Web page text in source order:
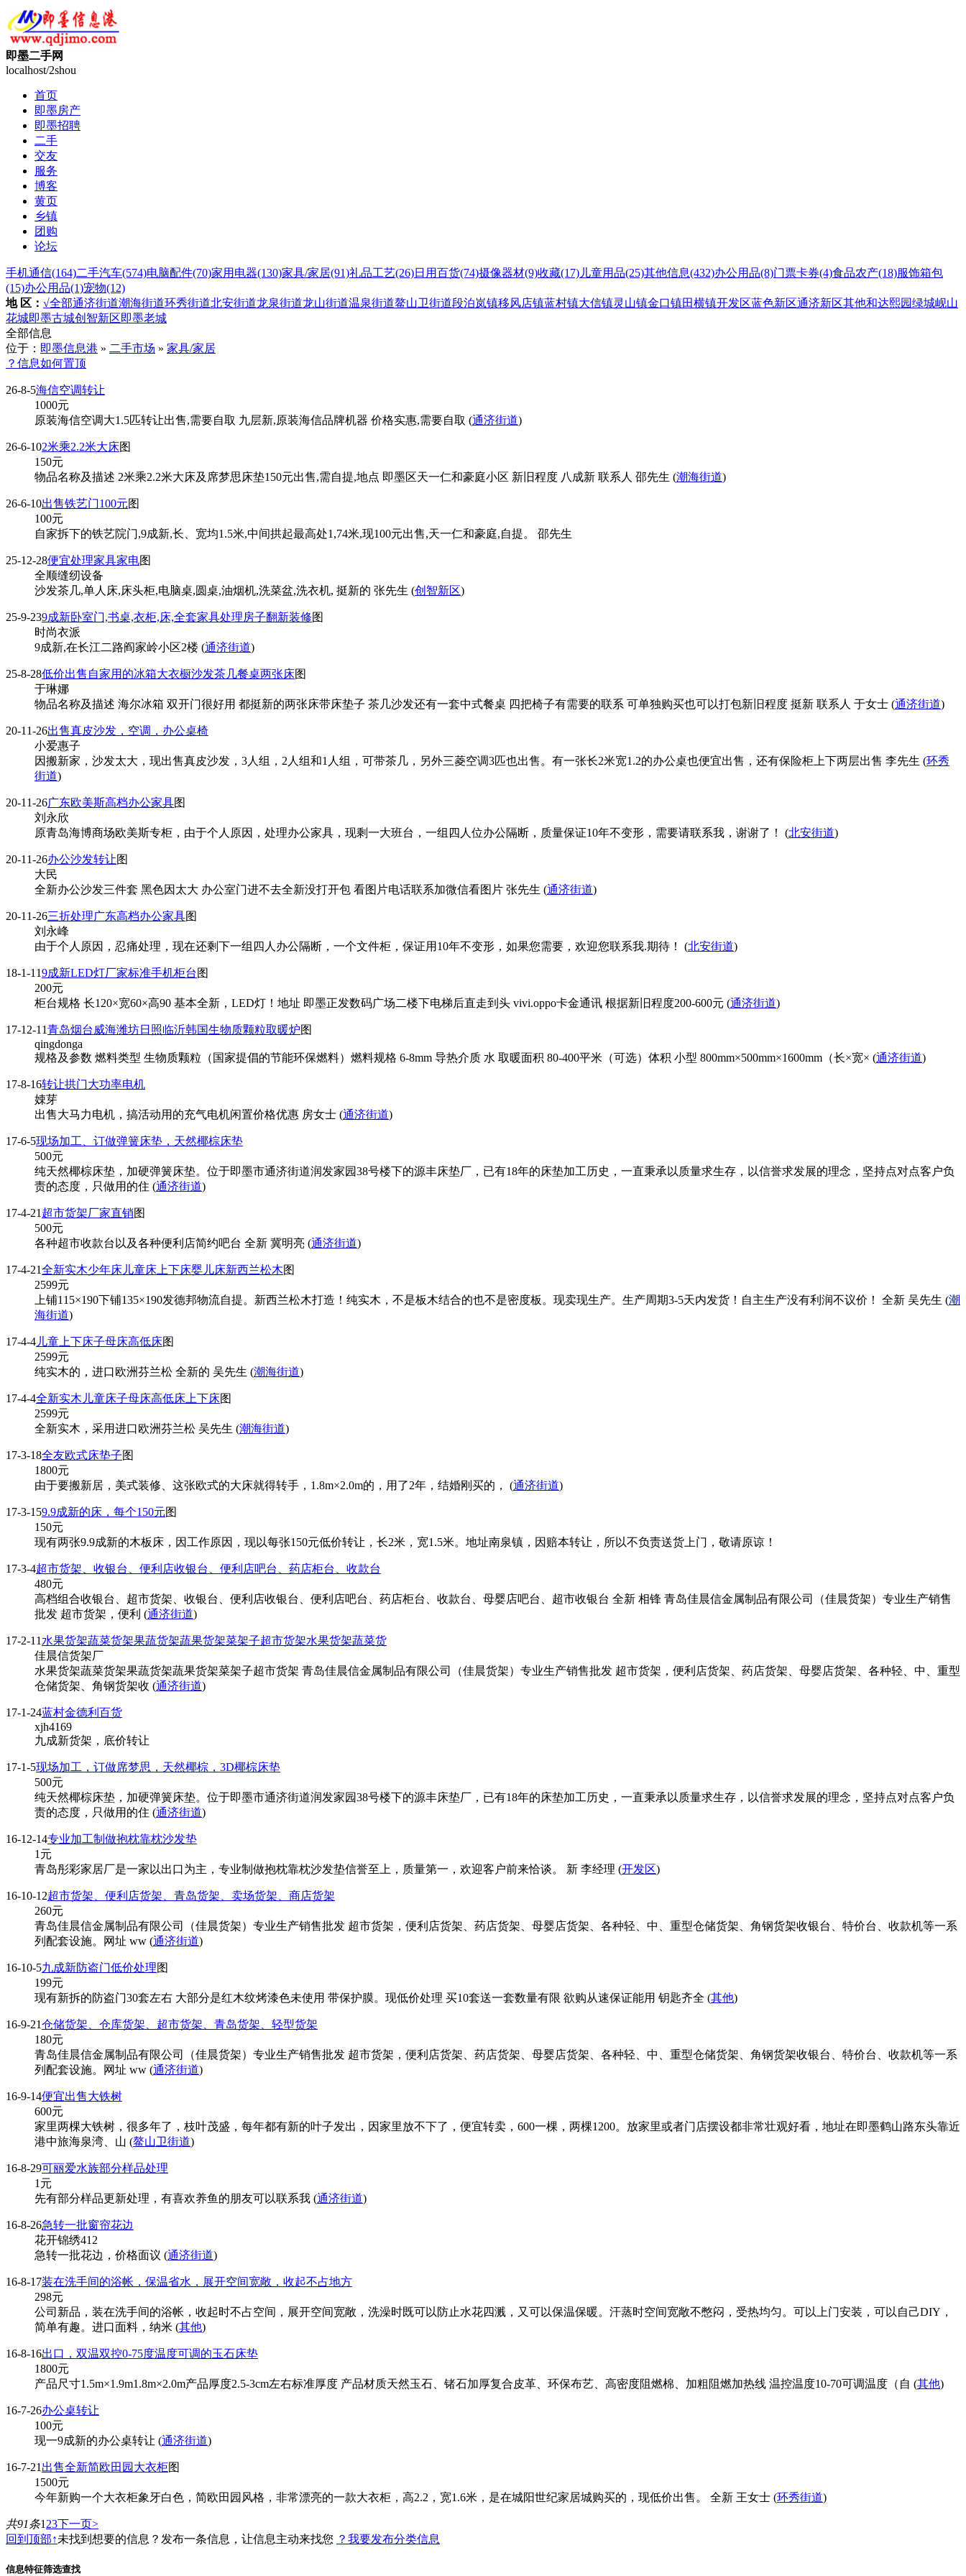
即墨二手网
localhost/2shou
首页
即墨房产
即墨招聘
二手
交友
服务
博客
黄页
乡镇
团购
论坛
手机通信(164)二手汽车(574)电脑配件(70)家用电器(130)家具/家居(91)礼品工艺(26)日用百货(74)摄像器材(9)收藏(17) 儿童用品(25)其他信息(432)办公用品(8)门票卡券(4)食品农产(18)服饰箱包
(15)办公用品(1)宠物(12)
地 区： √全部通济街道潮海街道环秀街道北安街道龙泉街道龙山街道温泉街道鳌山卫街道段泊岚镇移风店镇蓝村镇大信镇灵山镇金口镇田横镇开发区蓝色新区通济新区其他和达熙园绿城岘山
花城即墨古城创智新区即墨老城
全部信息
位于： 即墨信息港 » 二手市场 » 家具/家居
？信息如何置顶
26-8-5海信空调转让
1000元
原装海信空调大1.5匹转让出售,需要自取 九层新,原装海信品牌机器 价格实惠,需要自取 (通济街道)
26-6-102米乘2.2米大床图
150元
物品名称及描述 2米乘2.2米大床及席梦思床垫150元出售,需自提,地点 即墨区天一仁和豪庭小区 新旧程度 八成新 联系人 邵先生 (潮海街道)
26-6-10出售铁艺门100元图
100元
自家拆下的铁艺院门,9成新,长、宽均1.5米,中间拱起最高处1,74米,现100元出售,天一仁和豪庭,自提。 邵先生
25-12-28便宜处理家具家电图
全顺缝纫设备
沙发茶几,单人床,床头柜,电脑桌,圆桌,油烟机,洗菜盆,洗衣机, 挺新的 张先生 (创智新区)
25-9-239成新卧室门,书桌,衣柜,床,全套家具处理房子翻新装修图
时尚衣派
9成新,在长江二路阎家岭小区2楼 (通济街道)
25-8-28低价出售自家用的冰箱大衣橱沙发茶几餐桌两张床图
于琳娜
物品名称及描述 海尔冰箱 双开门很好用 都挺新的两张床带床垫子 茶几沙发还有一套中式餐桌 四把椅子有需要的联系 可单独购买也可以打包新旧程度 挺新 联系人 于女士 (通济街道)
20-11-26出售真皮沙发，空调，办公桌椅
小爱惠子
因搬新家，沙发太大，现出售真皮沙发，3人组，2人组和1人组，可带茶几，另外三菱空调3匹也出售。有一张长2米宽1.2的办公桌也便宜出售，还有保险柜上下两层出售 李先生 (环秀
街道)
20-11-26广东欧美斯高档办公家具图
刘永欣
原青岛海博商场欧美斯专柜，由于个人原因，处理办公家具，现剩一大班台，一组四人位办公隔断，质量保证10年不变形，需要请联系我，谢谢了！ (北安街道)
20-11-26办公沙发转让图
大民
全新办公沙发三件套 黑色因太大 办公室门进不去全新没打开包 看图片电话联系加微信看图片 张先生 (通济街道)
20-11-26三折处理广东高档办公家具图
刘永峰
由于个人原因，忍痛处理，现在还剩下一组四人办公隔断，一个文件柜，保证用10年不变形，如果您需要，欢迎您联系我.期待！ (北安街道)
18-1-119成新LED灯厂家标准手机柜台 图
200元
柜台规格 长120×宽60×高90 基本全新，LED灯！地址 即墨正发数码广场二楼下电梯后直走到头 vivi.oppo卡金通讯 根据新旧程度200-600元 (通济街道)
17-12-11青岛烟台威海潍坊日照临沂韩国生物质颗粒取暖炉图
qingdonga
规格及参数 燃料类型 生物质颗粒（国家提倡的节能环保燃料）燃料规格 6-8mm 导热介质 水 取暖面积 80-400平米（可选）体积 小型 800mm×500mm×1600mm（长×宽× (通济街道)
17-8-16转让拱门大功率电机
娕芽
出售大马力电机，搞活动用的充气电机闲置价格优惠 房女士 (通济街道)
17-6-5现场加工、订做弹簧床垫，天然椰棕床垫
500元
纯天然椰棕床垫，加硬弹簧床垫。位于即墨市通济街道润发家园38号楼下的源丰床垫厂，已有18年的床垫加工历史，一直秉承以质量求生存，以信誉求发展的理念，坚持点对点客户负
责的态度，只做用的住 (通济街道)
17-4-21 超市货架厂家直销图
500元
各种超市收款台以及各种便利店简约吧台 全新 冀明亮 (通济街道)
17-4-21全新实木少年床儿童床上下床婴儿床新西兰松木图
2599元
上铺115×190下铺135×190发德邦物流自提。新西兰松木打造！纯实木，不是板木结合的也不是密度板。现卖现生产。生产周期3-5天内发货！自主生产没有利润不议价！ 全新 吴先生 (潮
海街道)
17-4-4 儿童上下床子母床高低床图
2599元
纯实木的，进口欧洲芬兰松 全新的 吴先生 (潮海街道)
17-4-4全新实木儿童床子母床高低床上下床图
2599元
全新实木，采用进口欧洲芬兰松 吴先生 (潮海街道)
17-3-18全友欧式床垫子图
1800元
由于要搬新居，美式装修、这张欧式的大床就得转手，1.8m×2.0m的，用了2年，结婚刚买的， (通济街道)
17-3-159.9成新的床，每个150元图
150元
现有两张9.9成新的木板床，因工作原因，现以每张150元低价转让，长2米，宽1.5米。地址南泉镇，因赔本转让，所以不负责送货上门，敬请原谅！
17-3-4超市货架、收银台、便利店收银台、便利店吧台、药店柜台、收款台
480元
高档组合收银台、超市货架、收银台、便利店收银台、便利店吧台、药店柜台、收款台、母婴店吧台、超市收银台 全新 相锋 青岛佳晨信金属制品有限公司（佳晨货架）专业生产销售
批发 超市货架，便利 (通济街道)
17-2-11 水果货架蔬菜货架果蔬货架蔬果货架菜架子超市货架水果货架蔬菜货
佳晨信货架厂
水果货架蔬菜货架果蔬货架蔬果货架菜架子超市货架 青岛佳晨信金属制品有限公司（佳晨货架）专业生产销售批发 超市货架，便利店货架、药店货架、母婴店货架、各种轻、中、重型
仓储货架、角钢货架收 (通济街道)
17-1-24蓝村金德利百货
xjh4169
九成新货架，底价转让
17-1-5现场加工，订做席梦思，天然椰棕，3D椰棕床垫
500元
纯天然椰棕床垫，加硬弹簧床垫。位于即墨市通济街道润发家园38号楼下的源丰床垫厂，已有18年的床垫加工历史，一直秉承以质量求生存，以信誉求发展的理念，坚持点对点客户负
责的态度，只做用的住 (通济街道)
16-12-14专业加工制做抱枕靠枕沙发垫
1 元
青岛彤彩家居厂是一家以出口为主，专业制做抱枕靠枕沙发垫信誉至上，质量第一，欢迎客户前来恰谈。 新 李经理 (开发区)
16-10-12超市货架、便利店货架、青岛货架、卖场货架、商店货架
260元
青岛佳晨信金属制品有限公司（佳晨货架）专业生产销售批发 超市货架，便利店货架、药店货架、母婴店货架、各种轻、中、重型仓储货架、角钢货架收银台、特价台、收款机等一系
列配套设施。网址 ww (通济街道)
16-10-5九成新防盗门低价处理图
199元
现有新拆的防盗门30套左右 大部分是红木纹烤漆色未使用 带保护膜。现低价处理 买10套送一套数量有限 欲购从速保证能用 钥匙齐全 (其他)
16-9-21仓储货架、仓库货架、超市货架、青岛货架、轻型货架
180元
青岛佳晨信金属制品有限公司（佳晨货架）专业生产销售批发 超市货架，便利店货架、药店货架、母婴店货架、各种轻、中、重型仓储货架、角钢货架收银台、特价台、收款机等一系
列配套设施。网址 ww (通济街道)
16-9-14便宜出售大铁树
600元
家里两棵大铁树，很多年了，枝叶茂盛，每年都有新的叶子发出，因家里放不下了，便宜转卖，600一棵，两棵1200。放家里或者门店摆设都非常壮观好看，地址在即墨鹤山路东头靠近
港中旅海泉湾、山 (鳌山卫街道)
16-8-29可丽爱水族部分样品处理
1 元
先有部分样品更新处理，有喜欢养鱼的朋友可以联系我 (通济街道)
16-8-26急转一批窗帘花边
花开锦绣412
急转一批花边，价格面议 (通济街道)
16-8-17装在洗手间的浴帐，保温省水，展开空间宽敞，收起不占地方
298元
公司新品，装在洗手间的浴帐，收起时不占空间，展开空间宽敞，洗澡时既可以防止水花四溅，又可以保温保暖。汗蒸时空间宽敞不憋闷，受热均匀。可以上门安装，可以自己DIY，
简单有趣。进口面料，纳米 (其他)
16-8-16出口，双温双控0-75度温度可调的玉石床垫
1800元
产品尺寸1.5m×1.9m1.8m×2.0m产品厚度2.5-3cm左右标准厚度 产品材质天然玉石、锗石加厚复合皮革、环保布艺、高密度阻燃棉、加粗阻燃加热线 温控温度10-70可调温度（自 (其他)
16-7-26办公桌转让
100元
现一9成新的办公桌转让 (通济街道)
16-7-21 出售全新简欧田园大衣柜图
1500元
今年新购一个大衣柜象牙白色，简欧田园风格，非常漂亮的一款大衣柜，高2.2，宽1.6米，是在城阳世纪家居城购买的，现低价出售。 全新 王女士 (环秀街道)
共91条1 23下一页>
回到顶部↑未找到想要的信息？发布一条信息，让信息主动来找您 ？我要发布分类信息
信息特征筛选查找